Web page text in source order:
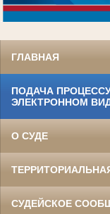
ГЛАВНАЯ
ПОДАЧА
ЭЛЕКТРОННОМ
О СУДЕ
СУДЕЙСКОЕ